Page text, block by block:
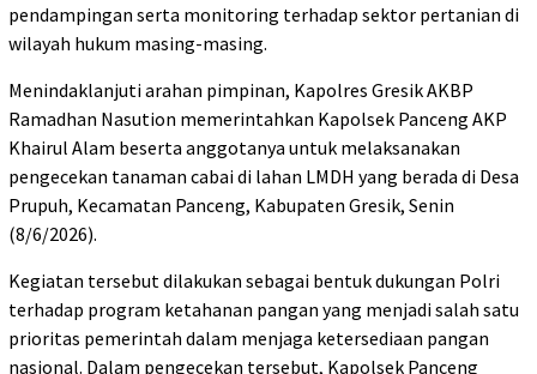
pendampingan serta monitoring terhadap sektor pertanian di
wilayah hukum masing-masing.
Menindaklanjuti arahan pimpinan, Kapolres Gresik AKBP
Ramadhan Nasution memerintahkan Kapolsek Panceng AKP
Khairul Alam beserta anggotanya untuk melaksanakan
pengecekan tanaman cabai di lahan LMDH yang berada di Desa
Prupuh, Kecamatan Panceng, Kabupaten Gresik, Senin
(8/6/2026).
Kegiatan tersebut dilakukan sebagai bentuk dukungan Polri
terhadap program ketahanan pangan yang menjadi salah satu
prioritas pemerintah dalam menjaga ketersediaan pangan
nasional. Dalam pengecekan tersebut, Kapolsek Panceng